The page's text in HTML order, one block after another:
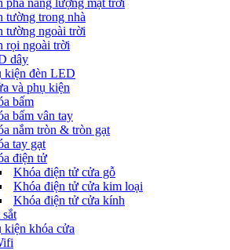
pha năng lượng mặt trời
tường trong nhà
tường ngoài trời
rọi ngoài trời
dây
kiện đèn LED
và phụ kiện
bấm
bấm vân tay
nắm tròn & tròn gạt
tay gạt
điện tử
Khóa điện tử cửa gỗ
Khóa điện tử cửa kim loại
Khóa điện tử cửa kính
kiện khóa cửa